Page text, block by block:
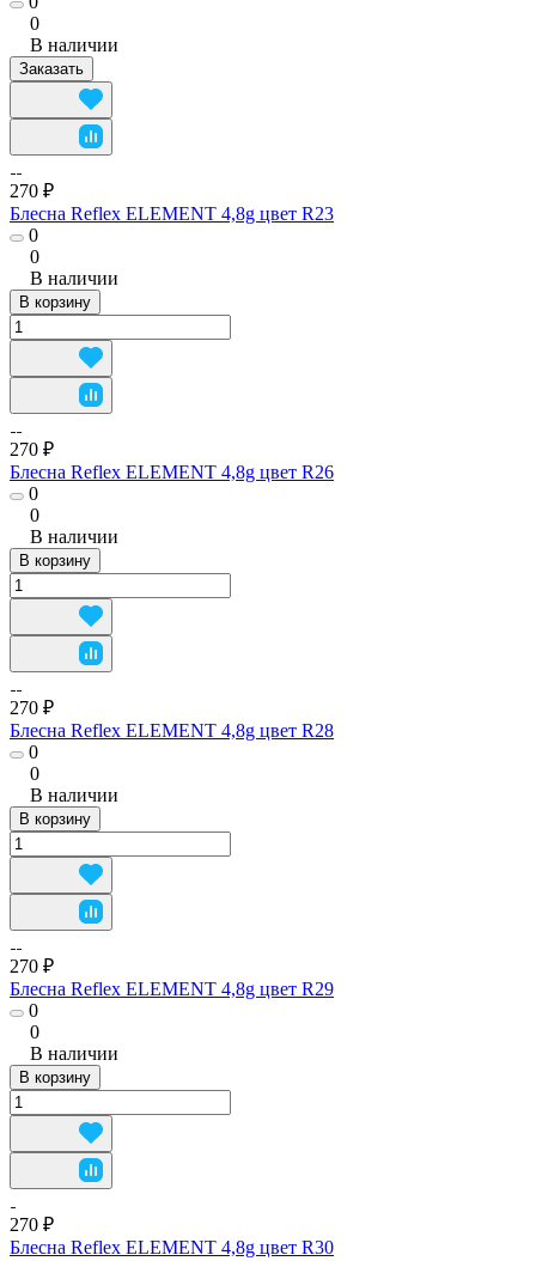
0
В наличии
Заказать
270 ₽
Блесна Reflex ELEMENT 4,8g цвет R23
0
0
В наличии
В корзину
270 ₽
Блесна Reflex ELEMENT 4,8g цвет R26
0
0
В наличии
В корзину
270 ₽
Блесна Reflex ELEMENT 4,8g цвет R28
0
0
В наличии
В корзину
270 ₽
Блесна Reflex ELEMENT 4,8g цвет R29
0
0
В наличии
В корзину
270 ₽
Блесна Reflex ELEMENT 4,8g цвет R30